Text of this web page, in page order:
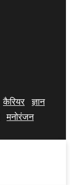
कैरियर
ज्ञान
मनोरंजन